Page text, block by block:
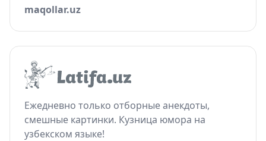
maqollar.uz
Ежедневно только отборные анекдоты,
смешные картинки. Кузница юмора на
узбекском языке!